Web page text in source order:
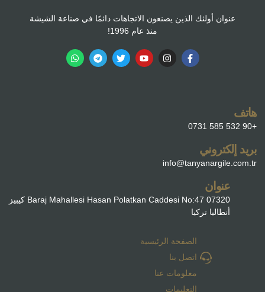
عنوان أولئك الذين يصنعون الاتجاهات دائمًا في صناعة الشيشة
منذ عام 1996!
هاتف
+90 532 585 0731
بريد إلكتروني
info@tanyanargile.com.tr
عنوان
Baraj Mahallesi Hasan Polatkan Caddesi No:47 07320 كيبيز
أنطاليا تركيا
الصفحة الرئيسية
اتصل بنا
معلومات عنا
التعليمات